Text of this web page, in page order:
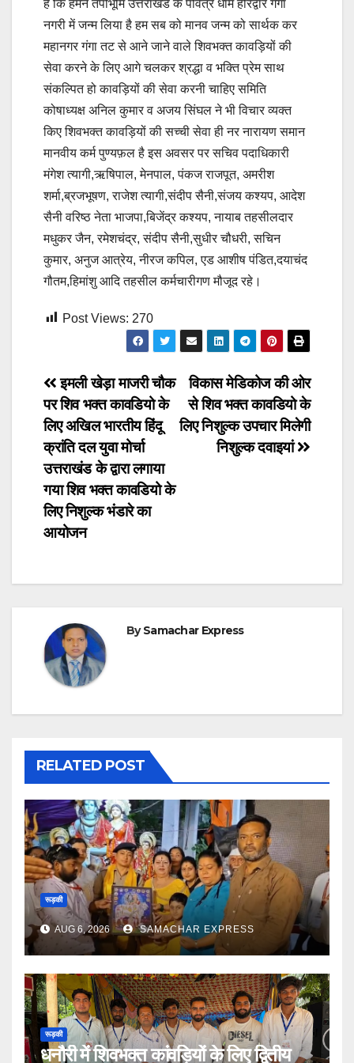
है कि हमने तपोभूमि उत्तराखंड के पवित्र धाम हरिद्वार गंगा
नगरी में जन्म लिया है हम सब को मानव जन्म को सार्थक कर
महानगर गंगा तट से आने जाने वाले शिवभक्त कावड़ियों की
सेवा करने के लिए आगे चलकर श्रद्धा व भक्ति प्रेम साथ
संकल्पित हो कावड़ियों की सेवा करनी चाहिए समिति
कोषाध्यक्ष अनिल कुमार व अजय सिंघल ने भी विचार व्यक्त
किए शिवभक्त कावड़ियों की सच्ची सेवा ही नर नारायण समान
मानवीय कर्म पुण्यफ़ल है इस अवसर पर सचिव पदाधिकारी
मंगेश त्यागी,ऋषिपाल, मेनपाल, पंकज राजपूत, अमरीश
शर्मा,ब्रजभूषण, राजेश त्यागी,संदीप सैनी,संजय कश्यप, आदेश
सैनी वरिष्ठ नेता भाजपा,बिजेंद्र कश्यप, नायाब तहसीलदार
मधुकर जैन, रमेशचंद्र, संदीप सैनी,सुधीर चौधरी, सचिन
कुमार, अनुज आत्रेय, नीरज कपिल, एड आशीष पंडित,दयाचंद
गौतम,हिमांशु आदि तहसील कर्मचारीगण मौजूद रहे।
Post Views: 270
Post
navigation
विकास मेडिकोज की ओर
से शिव भक्त कावडियो के
लिए निशुल्क उपचार मिलेगी
निशुल्क दवाइयां
इमली खेड़ा माजरी चौक
पर शिव भक्त कावडियो के
लिए अखिल भारतीय हिंदू
क्रांति दल युवा मोर्चा
उत्तराखंड के द्वारा लगाया
गया शिव भक्त कावडियो के
लिए निशुल्क भंडारे का
आयोजन
BySamachar Express
RELATED POST
रूड़की
AUG 6, 2026 SAMACHAR EXPRESS
रूड़की
धनौरी में शिवभक्त कांवड़ियों के लिए द्वितीय